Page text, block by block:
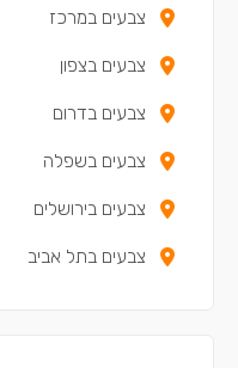
צבעים במרכז
צבעים בצפון
צבעים בדרום
צבעים בשפלה
צבעים בירושלים
צבעים בתל אביב